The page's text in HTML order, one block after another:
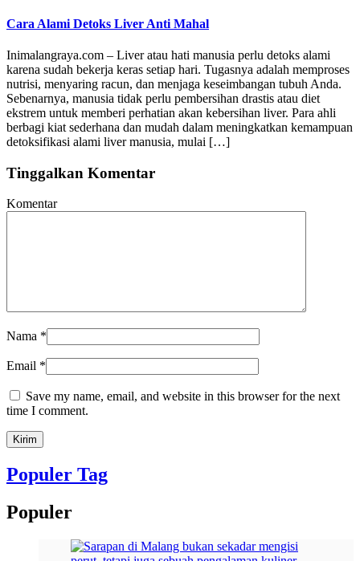
Cara Alami Detoks Liver Anti Mahal
Inimalangraya.com – Liver atau hati manusia perlu detoks alami
karena sudah bekerja keras setiap hari. Tugasnya adalah memproses
nutrisi, menyaring racun, dan menjaga keseimbangan tubuh Anda.
Sebenarnya, manusia tidak perlu pembersihan drastis atau diet
ekstrem untuk memberi perhatian akan kebersihan liver. Para ahli
berbagi kiat sederhana dan mudah dalam meningkatkan kemampuan
detoksifikasi alami liver manusia, mulai […]
Tinggalkan Komentar
Komentar
Nama *
Email *
Save my name, email, and website in this browser for the next
time I comment.
Populer Tag
Populer